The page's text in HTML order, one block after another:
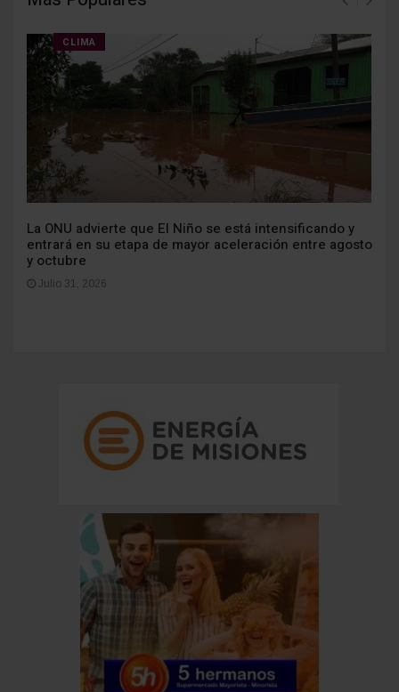
CLIMA
La ONU advierte que El Niño se está intensificando y
entrará en su etapa de mayor aceleración entre agosto
y octubre
Julio 31, 2026